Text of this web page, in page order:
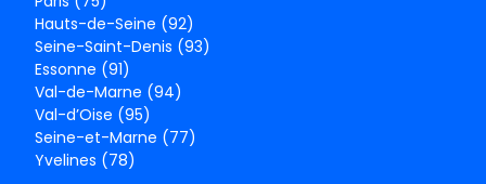
Hauts-de-Seine (92)
Seine-Saint-Denis (93)
Essonne (91)
Val-de-Marne (94)
Val-d’Oise (95)
Seine-et-Marne (77)
Yvelines (78)